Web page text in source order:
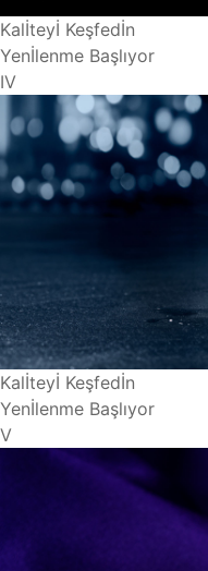
Kalİteyİ Keşfedİn
Yenİlenme Başlıyor
IV
Kalİteyİ Keşfedİn
Yenİlenme Başlıyor
V